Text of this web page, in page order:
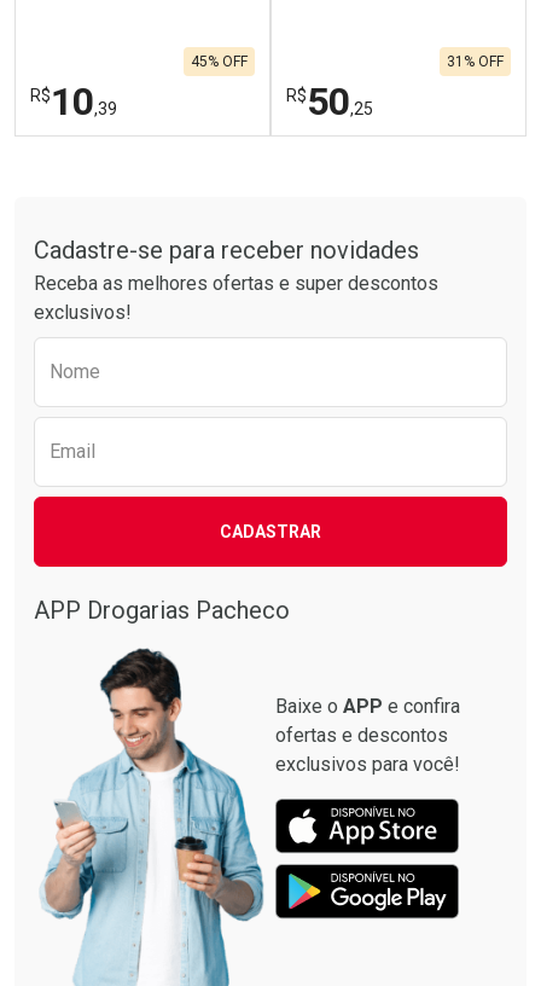
R$10,39
45% OFF
Laboratório
Comprar sem Desconto
Por Menos
Por R$ 10,39/cada
R$50,25
31% OFF
Laboratório
Ativar Desconto
Por Menos
Cadastre-se para receber novidades
Receba as melhores ofertas e super descontos
exclusivos!
Nome
Email
CADASTRAR
APP Drogarias Pacheco
Baixe o APP e confira
ofertas e descontos
exclusivos para você!